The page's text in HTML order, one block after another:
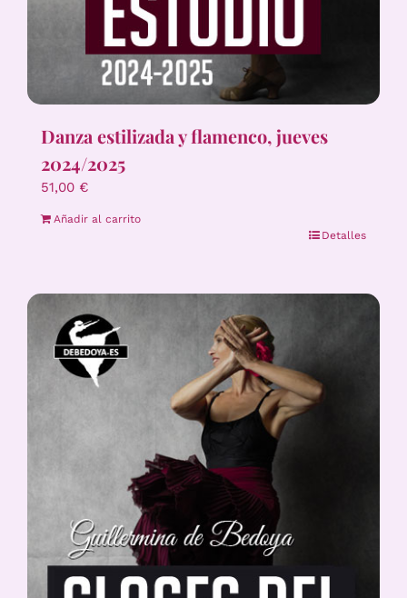
Danza estilizada y flamenco, jueves
2024/2025
51,00 €
Añadir al carrito
Detalles